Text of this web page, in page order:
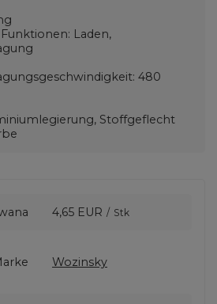
Laden,
480
Stoffgeflecht
4,65 EUR / Stk
Wozinsky